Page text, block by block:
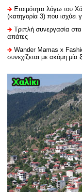
Ετοιμότητα λόγω του
(κατηγορία 3) που ισχύει
Τριπλή συνεργασία στα
απάτες
Wander Mamas x
συνεχίζεται με ακόμη